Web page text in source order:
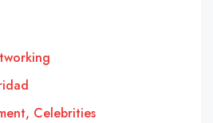
Celebrities